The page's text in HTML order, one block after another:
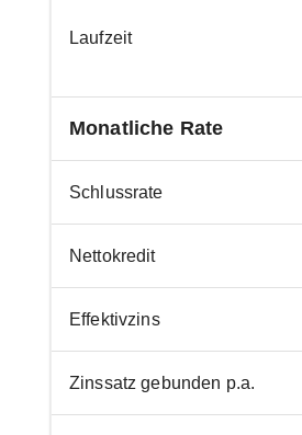
Laufzeit
Monatliche Rate
Schlussrate
Nettokredit
Effektivzins
Zinssatz gebunden p.a.